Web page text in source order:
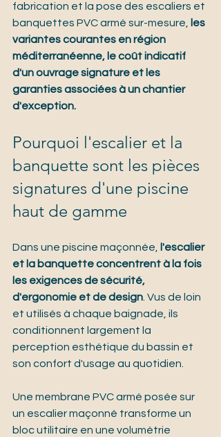
fabrication et la pose des escaliers et
banquettes PVC armé sur-mesure, les
variantes courantes en région
méditerranéenne, le coût indicatif
d'un ouvrage signature et les
garanties associées à un chantier
d'exception.
Pourquoi l'escalier et la
banquette sont les pièces
signatures d'une piscine
haut de gamme
Dans une piscine maçonnée, l'escalier
et la banquette concentrent à la fois
les exigences de sécurité,
d'ergonomie et de design. Vus de loin
et utilisés à chaque baignade, ils
conditionnent largement la
perception esthétique du bassin et
son confort d'usage au quotidien.
Une membrane PVC armé posée sur
un escalier maçonné transforme un
bloc utilitaire en une volumétrie